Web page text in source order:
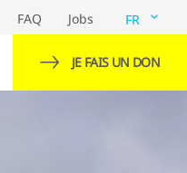
FAQ Jobs FR
JE FAIS UN DON